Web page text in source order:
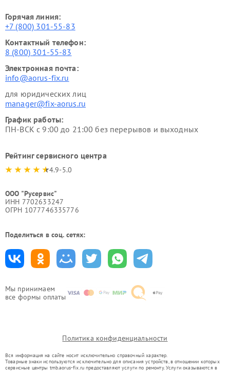
Мы принимаем
все формы оплаты
Горячая линия:
+7 (800) 301-55-83
Контактный телефон:
8 (800) 301-55-83
Электронная почта:
info@aorus-fix.ru
для юридических лиц
manager@fix-aorus.ru
График работы:
ПН-ВСК с 9:00 до 21:00 без перерывов и выходных
Рейтинг сервисного центра
4.9-5.0
ООО "Русервис"
ИНН 7702633247
ОГРН 1077746335776
Поделиться в соц. сетях:
Политика конфиденциальности
Вся информация на сайте носит исключительно справочный характер.
Товарные знаки используются исключительно для описания устройств, в отношении которых
сервисные центры tmb.aorus-fix.ru предоставляют услуги по ремонту. Услуги оказываются в